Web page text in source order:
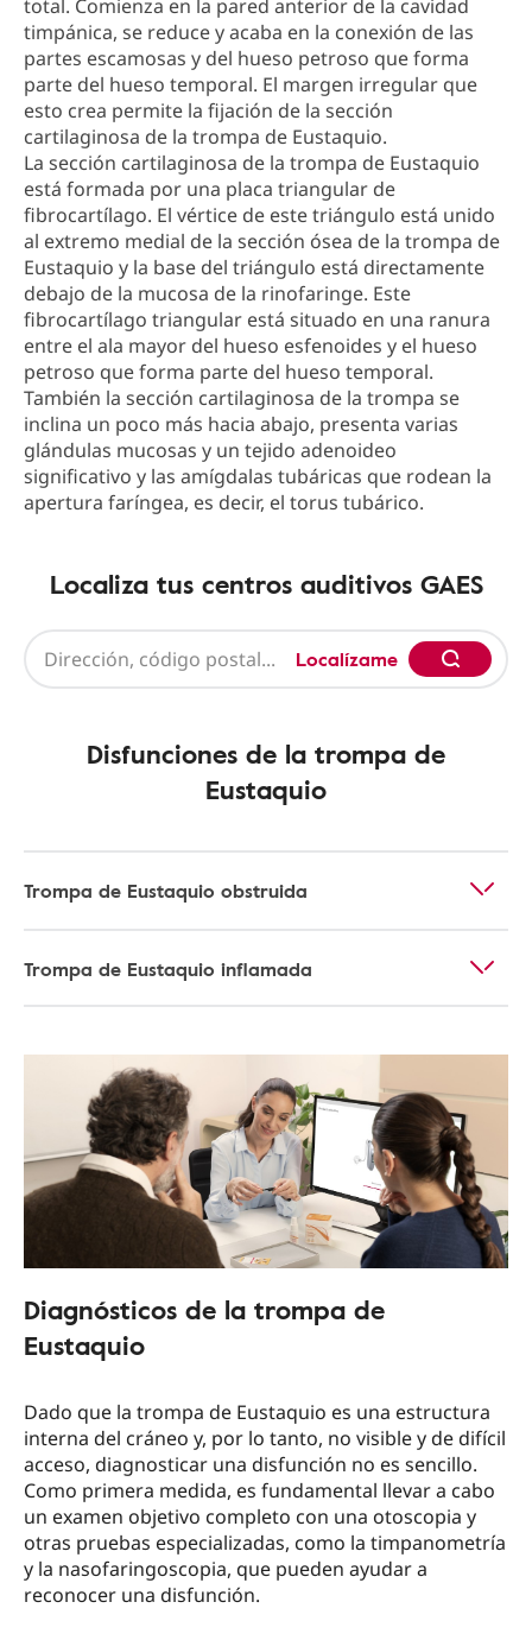
total. Comienza en la pared anterior de la cavidad
timpánica, se reduce y acaba en la conexión de las
partes escamosas y del hueso petroso que forma
parte del hueso temporal. El margen irregular que
esto crea permite la fijación de la sección
cartilaginosa de la trompa de Eustaquio.
La sección cartilaginosa de la trompa de Eustaquio
está formada por una placa triangular de
fibrocartílago. El vértice de este triángulo está unido
al extremo medial de la sección ósea de la trompa de
Eustaquio y la base del triángulo está directamente
debajo de la mucosa de la rinofaringe. Este
fibrocartílago triangular está situado en una ranura
entre el ala mayor del hueso esfenoides y el hueso
petroso que forma parte del hueso temporal.
También la sección cartilaginosa de la trompa se
inclina un poco más hacia abajo, presenta varias
glándulas mucosas y un tejido adenoideo
significativo y las amígdalas tubáricas que rodean la
apertura faríngea, es decir, el torus tubárico.
Localiza tus centros auditivos GAES
Localízame
Disfunciones de la trompa de
Eustaquio
Trompa de Eustaquio obstruida
Trompa de Eustaquio inflamada
Diagnósticos de la trompa de
Eustaquio
Dado que la trompa de Eustaquio es una estructura
interna del cráneo y, por lo tanto, no visible y de difícil
acceso, diagnosticar una disfunción no es sencillo.
Como primera medida, es fundamental llevar a cabo
un examen objetivo completo con una otoscopia y
otras pruebas especializadas, como la timpanometría
y la nasofaringoscopia, que pueden ayudar a
reconocer una disfunción.